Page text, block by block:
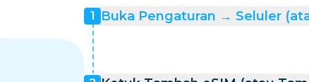
1 Buka Pengaturan → Seluler